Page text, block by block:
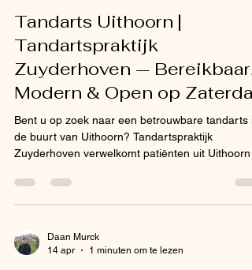
de
Tandarts Uithoorn |
Tandartspraktijk
Zuyderhoven — Bereikbaar,
Modern & Open op
Bent u op zoek naar een betrouwbare tandarts
de buurt van Uithoorn? Tandartspraktijk
Zuyderhoven verwelkomt patiënten uit Uithoorn
praktijk aan de Legmeerdijk 210 in Amstelveen is
slechts 10 tot 12 minuten rijden vanuit het
welkom en de eerste 100 inschrijvingen
ontvangen een gratis gebitsreiniging van 20
Daan Murck
14 apr
1 minuten om te lezen